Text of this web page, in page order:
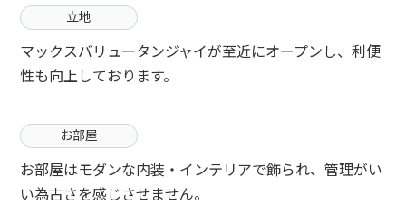
立地
マックスバリュータンジャイが至近にオープンし、利便
性も向上しております。
お部屋
お部屋はモダンな内装・インテリアで飾られ、管理がい
い為古さを感じさせません。